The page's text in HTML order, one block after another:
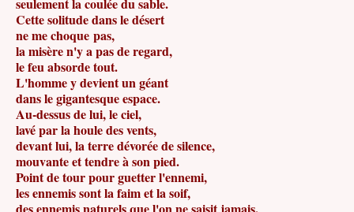
Cette solitude dans le désert
ne me choque pas,
la misère n'y a pas de regard,
le feu absorde tout.
L'homme y devient un géant
dans le gigantesque espace.
Au-dessus de lui, le ciel,
lavé par la houle des vents,
devant lui, la terre dévorée de silence,
mouvante et tendre à son pied.
Point de tour pour guetter l'ennemi,
les ennemis sont la faim et la soif,